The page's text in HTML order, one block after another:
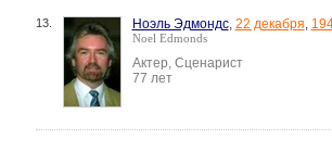
13. Ноэль Эдмондс, 22 декабря,
Noel Edmonds
Актер, Сценарист
77 лет